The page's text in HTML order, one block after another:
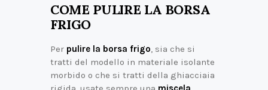
COME PULIRE LA BORSA
FRIGO
Per pulire la borsa frigo, sia che si
tratti del modello in materiale isolante
morbido o che si tratti della ghiacciaia